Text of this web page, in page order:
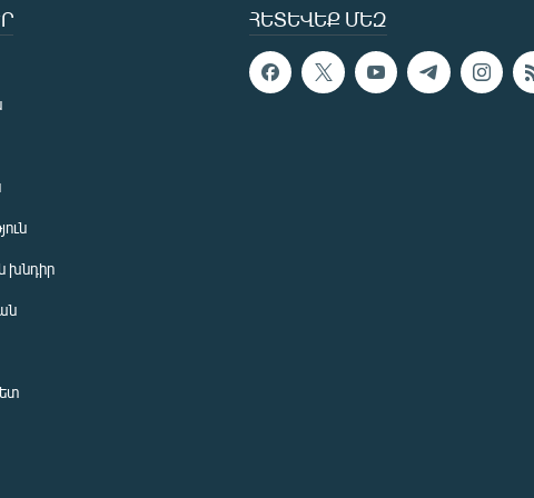
ՀԵՏԵՎԵՔ ՄԵԶ
խնդիր